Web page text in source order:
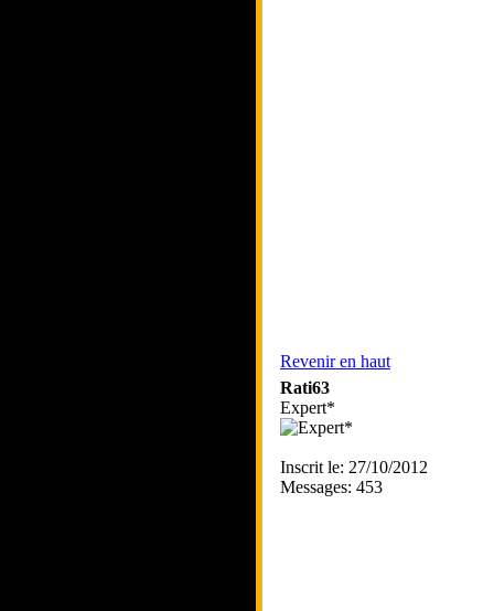
Revenir en haut
Rati63
Expert*
Inscrit le: 27/10/2012
Messages: 453